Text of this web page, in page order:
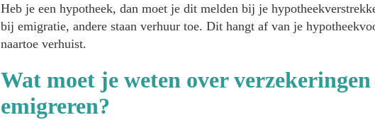
Heb je een hypotheek, dan moet je dit melden bij je
bij emigratie, andere staan verhuur toe. Dit hangt af van je
naartoe verhuist.
Wat moet je weten over
emigreren?